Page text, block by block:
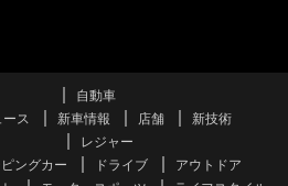
自動車
ス
新車情報 店舗
新技術
レジャー
ングカー
ドライブ
アウトドア